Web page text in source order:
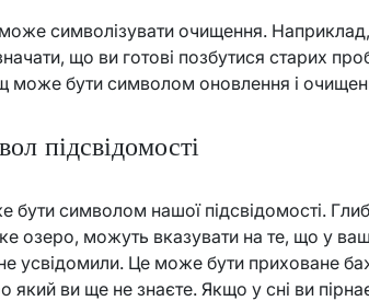
символізувати очищення.
що ви готові позбутися старих
може бути символом оновлення і
підсвідомості
символом нашої підсвідомості.
озеро, можуть вказувати на те, що у
усвідомили. Це може бути приховане
який ви ще не знаєте. Якщо у сні ви